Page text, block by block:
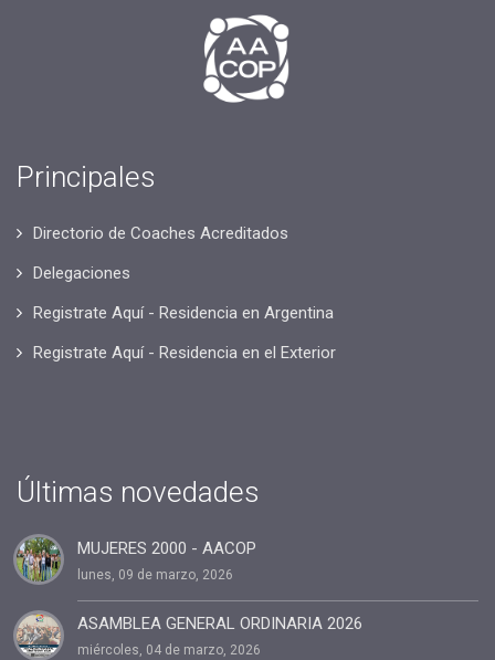
Principales
Directorio de Coaches Acreditados
Delegaciones
Registrate Aquí - Residencia en Argentina
Registrate Aquí - Residencia en el Exterior
Últimas novedades
MUJERES 2000 - AACOP
lunes, 09 de marzo, 2026
ASAMBLEA GENERAL ORDINARIA 2026
miércoles, 04 de marzo, 2026